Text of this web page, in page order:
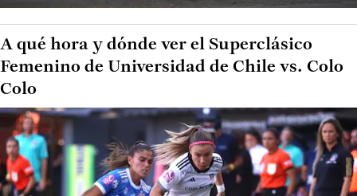
A qué hora y dónde ver el Superclásico
Femenino de Universidad de Chile vs. Colo
Colo